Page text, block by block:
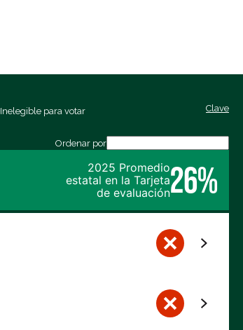
Inelegible para votar Clave
Ordenar por
2025 Promedio
estatal en la Tarjeta
de evaluación26%